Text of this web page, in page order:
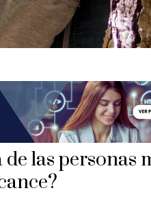
las personas